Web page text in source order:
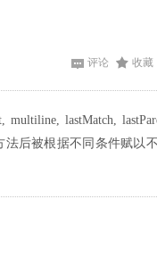
评论 收藏
lastMatch,
法后被根据不同条件赋以